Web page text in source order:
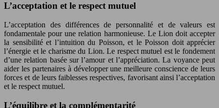
L’acceptation et le respect mutuel
L’acceptation des différences de personnalité et de valeurs est
fondamentale pour une relation harmonieuse. Le Lion doit accepter
la sensibilité et l’intuition du Poisson, et le Poisson doit apprécier
l’énergie et le charisme du Lion. Le respect mutuel est le fondement
d’une relation basée sur l’amour et l’appréciation. La voyance peut
aider les partenaires à développer une meilleure conscience de leurs
forces et de leurs faiblesses respectives, favorisant ainsi l’acceptation
et le respect mutuel.
L’équilibre et la complémentarité